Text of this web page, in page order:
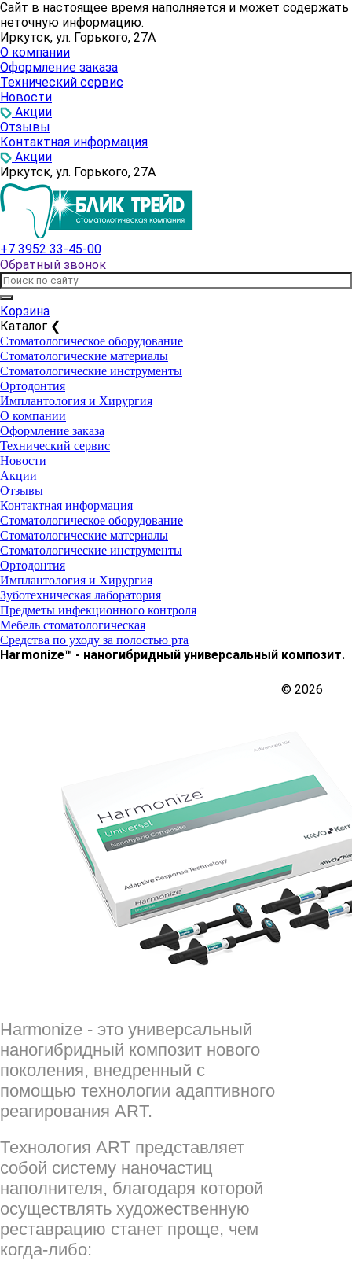
Сайт в настоящее время наполняется и может содержать
неточную информацию.
Иркутск, ул. Горького, 27А
О компании
Оформление заказа
Технический сервис
Новости
Акции
Отзывы
Контактная информация
Акции
Иркутск, ул. Горького, 27А
+7 3952 33-45-00
Обратный звонок
Корзина
Каталог ❮
Стоматологическое оборудование
Стоматологические материалы
Стоматологические инструменты
Ортодонтия
Имплантология и Хирургия
О компании
Оформление заказа
Технический сервис
Новости
Акции
Отзывы
Контактная информация
Стоматологическое оборудование
Стоматологические материалы
Стоматологические инструменты
Ортодонтия
Имплантология и Хирургия
Зуботехническая лаборатория
Предметы инфекционного контроля
Мебель стоматологическая
Средства по уходу за полостью рта
Harmonize™ - наногибридный универсальный композит.
Harmonize - это универсальный
наногибридный композит нового
поколения, внедренный с
помощью технологии адаптивного
реагирования ART.
Технология ART представляет
собой систему наночастиц
наполнителя, благодаря которой
осуществлять художественную
реставрацию станет проще, чем
когда-либо:
© 2026